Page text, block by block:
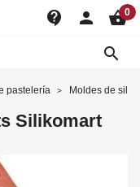
contact_support person shopping_basket0

pastelería Moldes de
Silikomart